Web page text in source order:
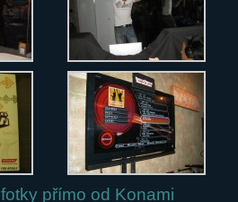
fotky přímo od Konami